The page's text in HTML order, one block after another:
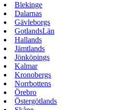
Blekinge
Dalarnas
Gävleborgs
GotlandsLän
Hallands
Jämtlands
Jönköpings
Kalmar
Kronobergs
Norrbottens
Örebro
Östergötlands